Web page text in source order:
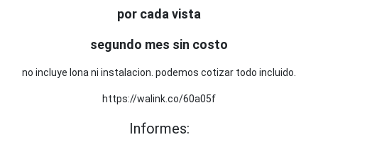
por cada vista
segundo mes sin costo
no incluye lona ni instalacion. podemos cotizar todo incluido.
https://walink.co/60a05f
Informes: